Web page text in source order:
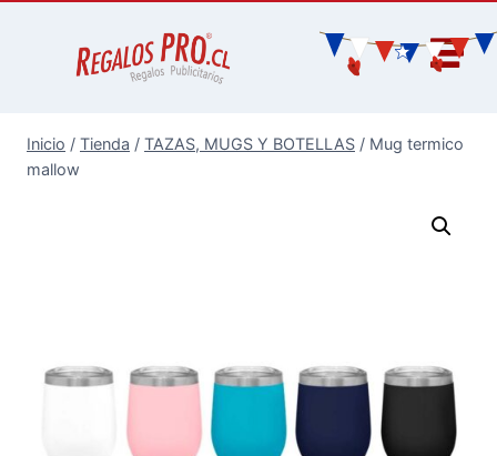
Inicio / Tienda / TAZAS, MUGS Y BOTELLAS / Mug termico
mallow